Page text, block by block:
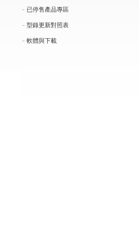
已停售產品專區
型錄更新對照表
軟體與下載